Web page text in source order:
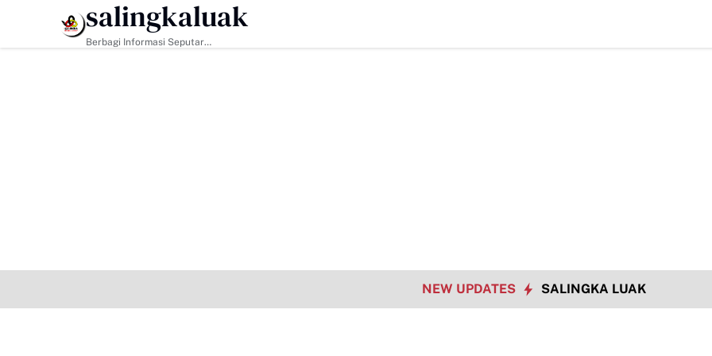
HEADLINE
salingkaluak
Berbagi Informasi Seputar
NEW UPDATES SALINGKA LUAK